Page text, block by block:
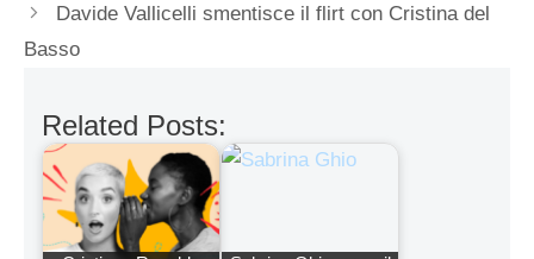
Davide Vallicelli smentisce il flirt con Cristina del
Basso
Related Posts: